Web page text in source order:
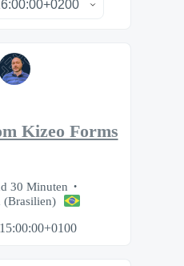
Kizeo Forms
30 Minuten
(Brasilien)